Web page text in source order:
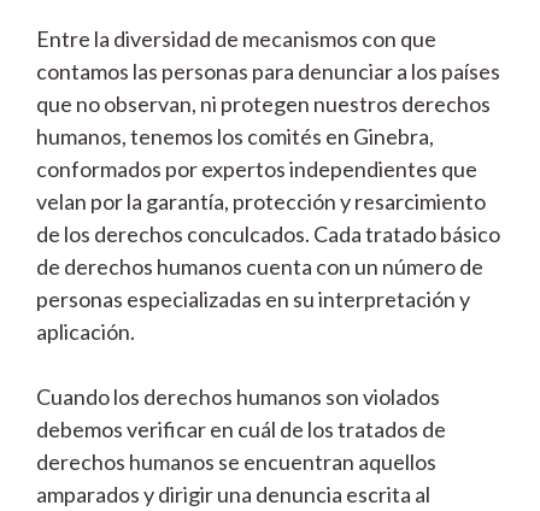
Entre la diversidad de mecanismos con que
contamos las personas para denunciar a los países
que no observan, ni protegen nuestros derechos
humanos, tenemos los comités en Ginebra,
conformados por expertos independientes que
velan por la garantía, protección y resarcimiento
de los derechos conculcados. Cada tratado básico
de derechos humanos cuenta con un número de
personas especializadas en su interpretación y
aplicación.
Cuando los derechos humanos son violados
debemos verificar en cuál de los tratados de
derechos humanos se encuentran aquellos
amparados y dirigir una denuncia escrita al